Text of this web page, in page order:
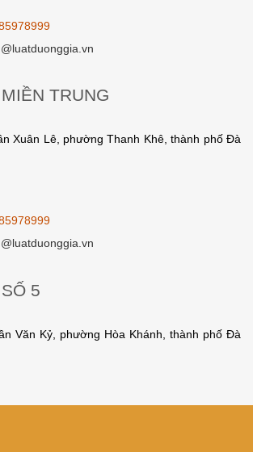
TRUNG
Xuân Lê, phường Thanh Khê, thành phố Đà
5
Văn Kỷ, phường Hòa Khánh, thành phố Đà